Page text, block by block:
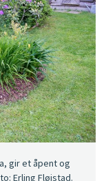
gir et åpent og
Erling Fløistad.